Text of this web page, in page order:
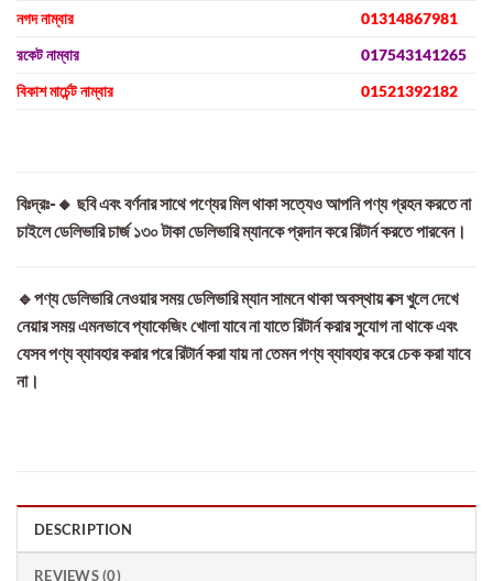
নগদ নাম্বার
01314867981
রকেট নাম্বার
017543141265
বিকাশ মার্চেন্ট নাম্বার
01521392182
বিঃদ্রঃ-🔸 ছবি এবং বর্ণনার সাথে পণ্যের মিল থাকা সত্যেও আপনি পণ্য গ্রহন করতে না
চাইলে ডেলিভারি চার্জ ১৩০ টাকা ডেলিভারি ম্যানকে প্রদান করে রিটার্ন করতে পারবেন।
🔹পণ্য ডেলিভারি নেওয়ার সময় ডেলিভারি ম্যান সামনে থাকা অবস্থায় বক্স খুলে দেখে
নেয়ার সময় এমনভাবে প্যাকেজিং খোলা যাবে না যাতে রিটার্ন করার সুযোগ না থাকে এবং
যেসব পণ্য ব্যাবহার করার পরে রিটার্ন করা যায় না তেমন পণ্য ব্যাবহার করে চেক করা যাবে
না।
DESCRIPTION
REVIEWS (0)